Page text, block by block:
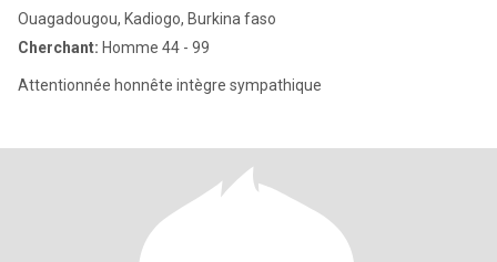
Ouagadougou, Kadiogo, Burkina faso
Cherchant: Homme 44 - 99
Attentionnée honnête intègre sympathique